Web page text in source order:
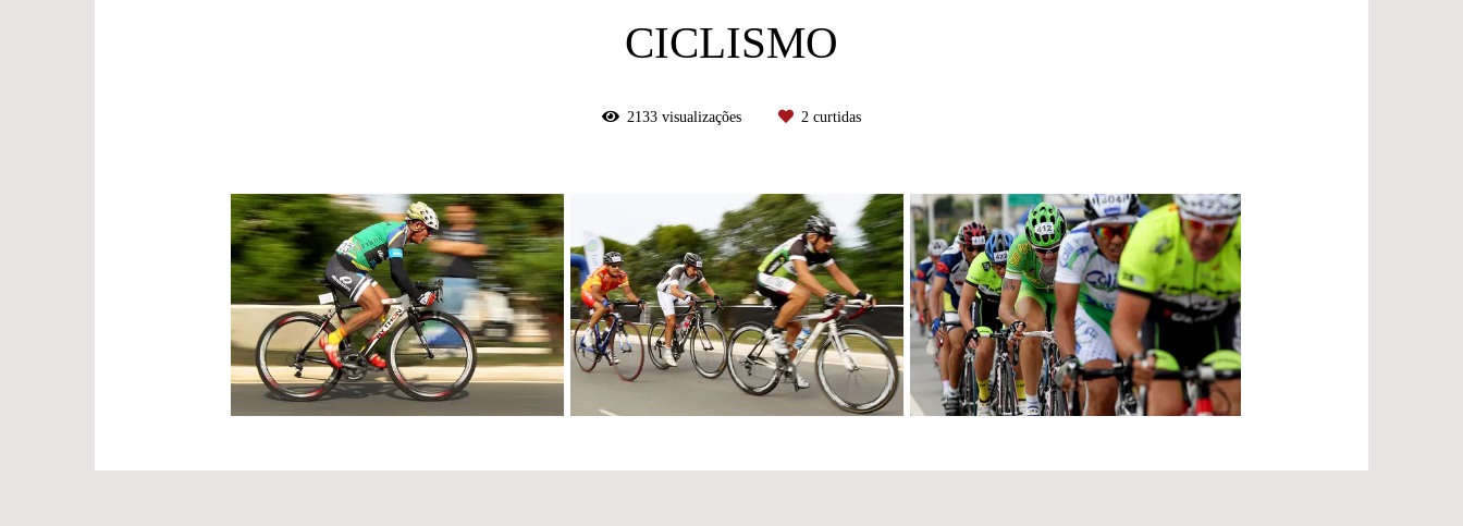
CICLISMO
2133 visualizações 2 curtidas